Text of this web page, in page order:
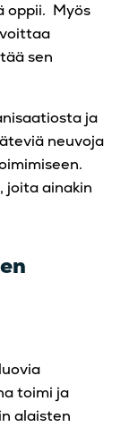
oppii. Myös
sen
ja
neuvoja
joita ainakin
toimi ja
alaisten